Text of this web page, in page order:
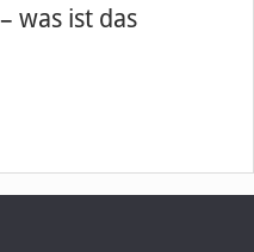
was ist das